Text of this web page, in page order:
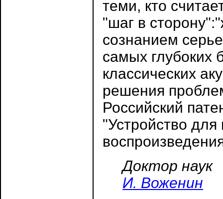
теми, кто
"шаг в
сознанием
самых глубоких
классических
решения
Российский
"Устройство для
Доктор наук
И. Воженин